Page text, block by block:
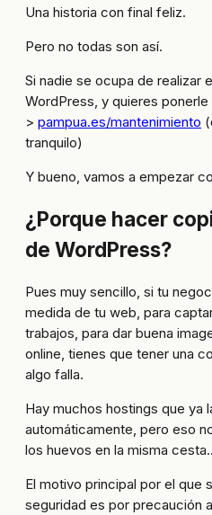
Una historia con final feliz.
Pero no todas son así.
Si nadie se ocupa de realizar
WordPress, y quieres
> pampua.es/mantenimiento
tranquilo)
Y bueno, vamos a empezar
¿Porque hacer
de WordPress?
Pues muy sencillo, si tu
medida de tu web, para
trabajos, para dar buena
online, tienes que tener una
algo falla.
Hay muchos hostings que ya
automáticamente, pero eso
los huevos en la misma
El motivo principal por el que
seguridad es por precaución